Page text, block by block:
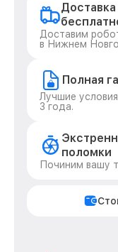
Доставим
в Нижнем
Полная
Лучшие
3 года.
поломки
Починим вашу